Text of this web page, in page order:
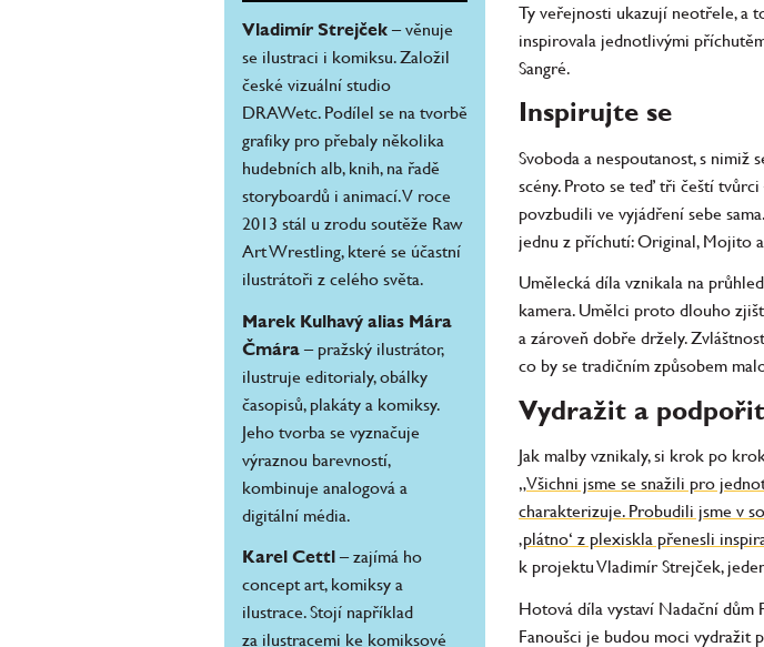
Vladimír Strejček– věnuje
se ilustraci i komiksu. Založil
české vizuální studio
DRAWetc. Podílel se na tvorbě
grafiky pro přebaly několika
hudebních alb, knih, na řadě
storyboardů i animací. V roce
2013 stál u zrodu soutěže Raw
Art Wrestling, které se účastní
ilustrátoři z celého světa.
Marek Kulhavý alias Mára
Čmára– pražský ilustrátor,
ilustruje editorialy, obálky
časopisů, plakáty a komiksy.
Jeho tvorba se vyznačuje
výraznou barevností,
kombinuje analogová a
digitální média.
Karel Cettl– zajímá ho
concept art, komiksy a
ilustrace. Stojí například
za ilustracemi ke komiksové
Ty veřejnosti ukazují neotřele, a
inspirovala jednotlivými
Sangré.
Inspirujte se
Svoboda a nespoutanost, s nimiž
scény. Proto se teď tři čeští
povzbudili ve vyjádření sebe
jednu z příchutí: Original, Mojito
Umělecká díla vznikala na
kamera. Umělci proto dlouho
a zároveň dobře držely.
co by se tradičním způsobem
Vydražit a
Jak malby vznikaly, si krok po
„Všichni jsme se snažili pro
charakterizuje. Probudili jsme v
‚plátno‘ z plexiskla přenesli
k projektu Vladimír Strejček,
Hotová díla vystaví Nadační dům
Fanoušci je budou moci vydražit